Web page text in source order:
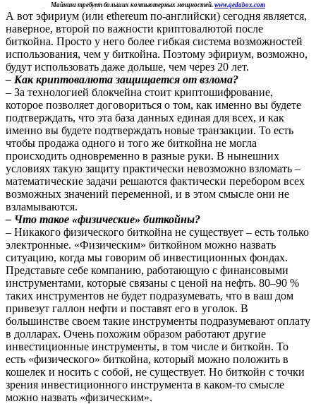
Майнинг требует больших компьютерных мощностей. www.gedabox.com
А вот эфириум (или ethereum по-английски) сегодня является,
наверное, второй по важности криптовалютой после
биткойна. Просто у него более гибкая система возможностей
использования, чем у биткойна. Поэтому эфириум, возможно,
будут использовать даже дольше, чем через 20 лет.
– Как криптовалюта защищается от взлома?
– За технологией блокчейна стоит криптошифрование,
которое позволяет договориться о том, как именно вы будете
подтверждать, что эта база данных единая для всех, и как
именно вы будете подтверждать новые транзакции. То есть
чтобы продажа одного и того же биткойна не могла
происходить одновременно в разные руки. В нынешних
условиях такую защиту практически невозможно взломать –
математические задачи решаются фактически перебором всех
возможных значений переменной, и в этом смысле они не
взламываются.
– Что такое «физические» биткойны?
– Никакого физического биткойна не существует – есть только
электронные. «Физическим» биткойном можно назвать
ситуацию, когда мы говорим об инвестиционных фондах.
Представьте себе компанию, работающую с финансовыми
инструментами, которые связаны с ценой на нефть. 80–90 %
таких инструментов не будет подразумевать, что в ваш дом
привезут галлон нефти и поставят его в уголок. В
большинстве своем такие инструменты подразумевают оплату
в долларах. Очень похожим образом работают другие
инвестиционные инструменты, в том числе и биткойн. То
есть «физического» биткойна, который можно положить в
кошелек и носить с собой, не существует. Но биткойн с точки
зрения инвестиционного инструмента в каком-то смысле
можно назвать «физическим».